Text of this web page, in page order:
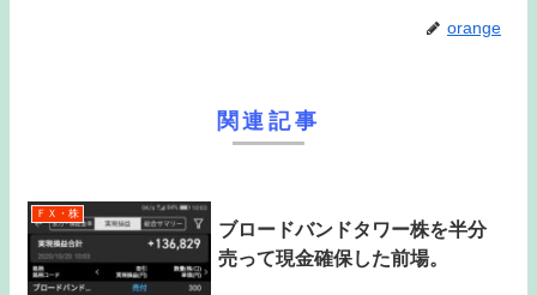
orange
関連記事
ＦＸ・株
ブロードバンドタワー株を半分
売って現金確保した前場。